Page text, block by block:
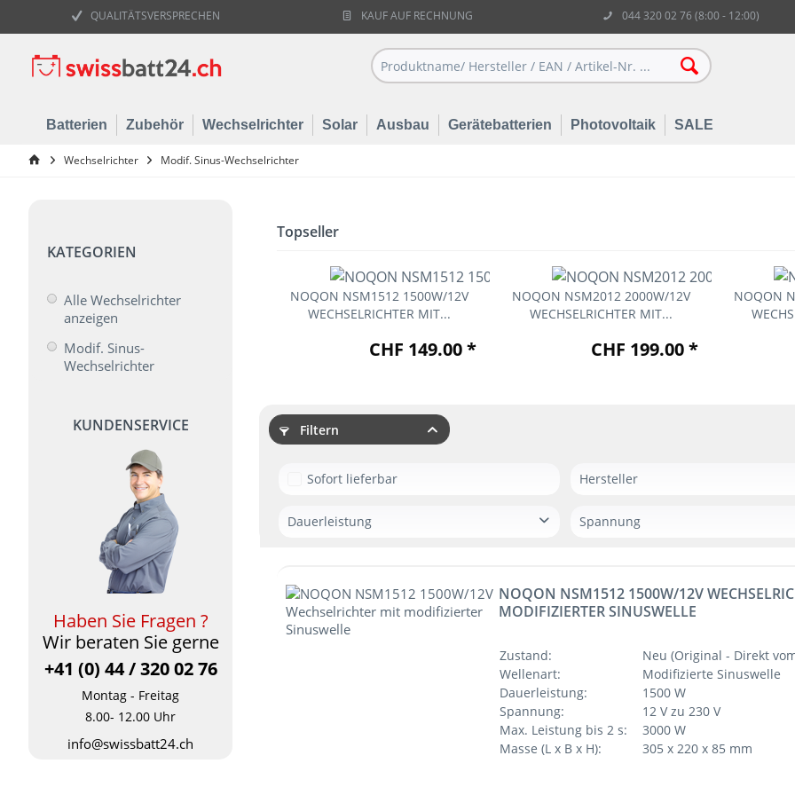
QUALITÄTSVERSPRECHEN KAUF AUF RECHNUNG 044 320 02 76 (8:00 - 12:00)
Batterien Zubehör Wechselrichter Solar Ausbau Gerätebatterien Photovoltaik SALE
Wechselrichter Modif. Sinus-Wechselrichter
KATEGORIEN
Alle Wechselrichter
anzeigen
Modif. Sinus-
Wechselrichter
KUNDENSERVICE
Haben Sie Fragen ?
Wir beraten Sie gerne
+41 (0) 44 / 320 02 76
Montag - Freitag
8.00- 12.00 Uhr
info@swissbatt24.ch
Topseller
NOQON NSM1512 1500W/12V
WECHSELRICHTER MIT...
CHF 149.00 *
NOQON NSM2012 2000W/12V
WECHSELRICHTER MIT...
CHF 199.00 *
NOQON
Filtern
Sofort lieferbar Hersteller
Ective
Dauerleistung
1500 W
2000 W
Spannung
24 V zu 230 V
NOQON NSM1512 1500W/12V
MODIFIZIERTER SINUSWELLE
Zustand:
Neu (Original - Direkt
Wellenart:
Modifizierte Sinuswelle
Dauerleistung:
1500 W
Spannung:
12 V zu 230 V
Max. Leistung bis 2 s:
3000 W
Masse (L x B x H):
305 x 220 x 85 mm